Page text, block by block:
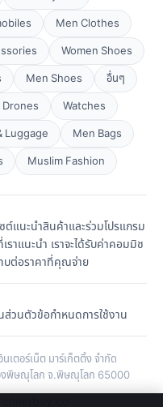
Men Clothes
Women Shoes
Men Shoes
อื่นๆ
Drones
Watches
Luggage
Men Bags
Muslim Fashion
ต์แนะนำสินค้าและร่วมโปรแกรม
แนะนำ เราจะได้รับค่าคอมมิช
บต่อราคาที่คุณจ่าย
ส่วนตัวข้อกำหนดการใช้งาน
เตอร์เน็ต มาร์เก็ตติ้ง จำกัด
งพิษณุโลก จ.พิษณุโลก 65000